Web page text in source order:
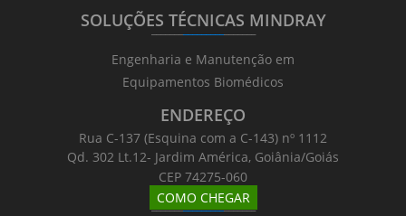
SOLUÇÕES TÉCNICAS MINDRAY
_______________________
Engenharia e Manutenção em
Equipamentos Biomédicos
ENDEREÇO
Rua C-137 (Esquina com a C-143) nº 1112
Qd. 302 Lt.12- Jardim América, Goiânia/Goiás
CEP 74275-060
COMO CHEGAR
_______________________